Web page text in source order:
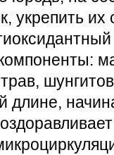
укрепить их
длине,